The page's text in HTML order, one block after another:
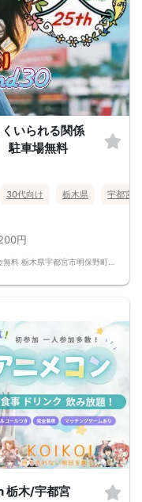
いられる関係
車場無料
30代向け 栃木県 宇都宮市
円
栃木/宇都宮